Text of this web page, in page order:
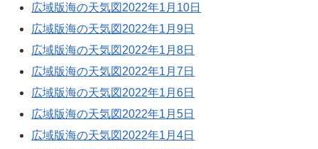
広域版海の天気図2022年1月10日
広域版海の天気図2022年1月9日
広域版海の天気図2022年1月8日
広域版海の天気図2022年1月7日
広域版海の天気図2022年1月6日
広域版海の天気図2022年1月5日
広域版海の天気図2022年1月4日